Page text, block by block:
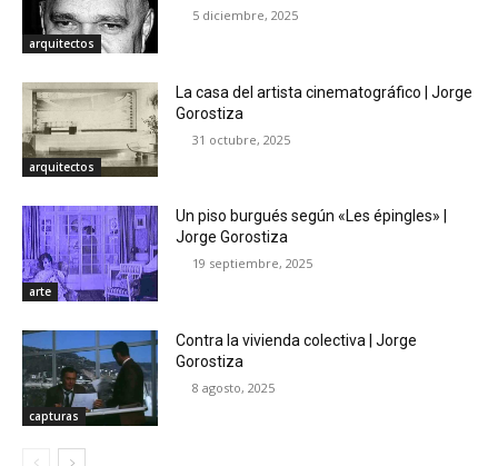
arquitectos
5 diciembre, 2025
arquitectos
La casa del artista cinematográfico | Jorge
Gorostiza
31 octubre, 2025
arte
Un piso burgués según «Les épingles» |
Jorge Gorostiza
19 septiembre, 2025
capturas
Contra la vivienda colectiva | Jorge
Gorostiza
8 agosto, 2025